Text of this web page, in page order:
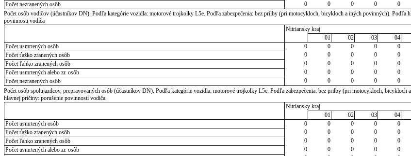
Počet nezranených osôb
0 0 0 0 0
Počet osôb vodičov (účastníkov DN). Podľa kategórie vozidla: motorové trojkolky L5e. Podľa zabezpečenia: bez prilby (pri motocykloch, bicykloch a iných povinných). Podľa
povinnosti vodiča
Nitriansky kraj
01
02 03 04
Počet usmrtených osôb
0 0 0 0 0
Počet ťažko zranených osôb
0 0 0 0 0
Počet ľahko zranených osôb
0 0 0 0 0
Počet usmrtených alebo zr. osôb
0 0 0 0 0
Počet nezranených osôb
0 0 0 0 0
Počet osôb spolujazdcov, prepravovaných osôb (účastníkov DN). Podľa kategórie vozidla: motorové trojkolky L5e. Podľa zabezpečenia: bez prilby (pri motocykloch, bicykloch
hlavnej príčiny: porušenie povinnosti vodiča
Nitriansky kraj
01
02 03 04
Počet usmrtených osôb
0 0 0 0 0
Počet ťažko zranených osôb
0 0 0 0 0
Počet ľahko zranených osôb
0 0 0 0 0
Počet usmrtených alebo zr. osôb
0 0 0 0 0